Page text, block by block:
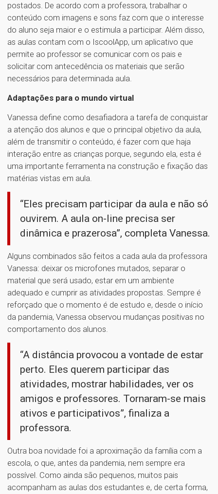
postados. De acordo com a professora, trabalhar o
conteúdo com imagens e sons faz com que o interesse
do aluno seja maior e o estimula a participar. Além disso,
as aulas contam com o IscoolApp, um aplicativo que
permite ao professor se comunicar com os pais e
solicitar com antecedência os materiais que serão
necessários para determinada aula.
Adaptações para o mundo virtual
Vanessa define como desafiadora a tarefa de conquistar
a atenção dos alunos e que o principal objetivo da aula,
além de transmitir o conteúdo, é fazer com que haja
interação entre as crianças porque, segundo ela, esta é
uma importante ferramenta na construção e fixação das
matérias vistas em aula.
“Eles precisam participar da aula e não só
ouvirem. A aula on-line precisa ser
dinâmica e prazerosa”, completa Vanessa.
Alguns combinados são feitos a cada aula da professora
Vanessa: deixar os microfones mutados, separar o
material que será usado, estar em um ambiente
adequado e cumprir as atividades propostas. Sempre é
reforçado que o momento é de estudo e, desde o início
da pandemia, Vanessa observou mudanças positivas no
comportamento dos alunos.
“A distância provocou a vontade de estar
perto. Eles querem participar das
atividades, mostrar habilidades, ver os
amigos e professores. Tornaram-se mais
ativos e participativos”, finaliza a
professora.
Outra boa novidade foi a aproximação da família com a
escola, o que, antes da pandemia, nem sempre era
possível. Como ainda são pequenos, muitos pais
acompanham as aulas dos estudantes e, de certa forma,